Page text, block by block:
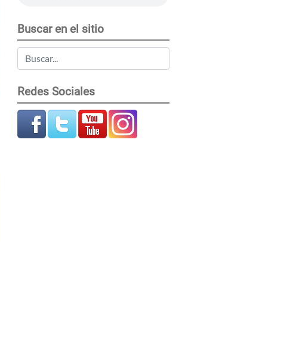
Buscar en el sitio
Redes Sociales